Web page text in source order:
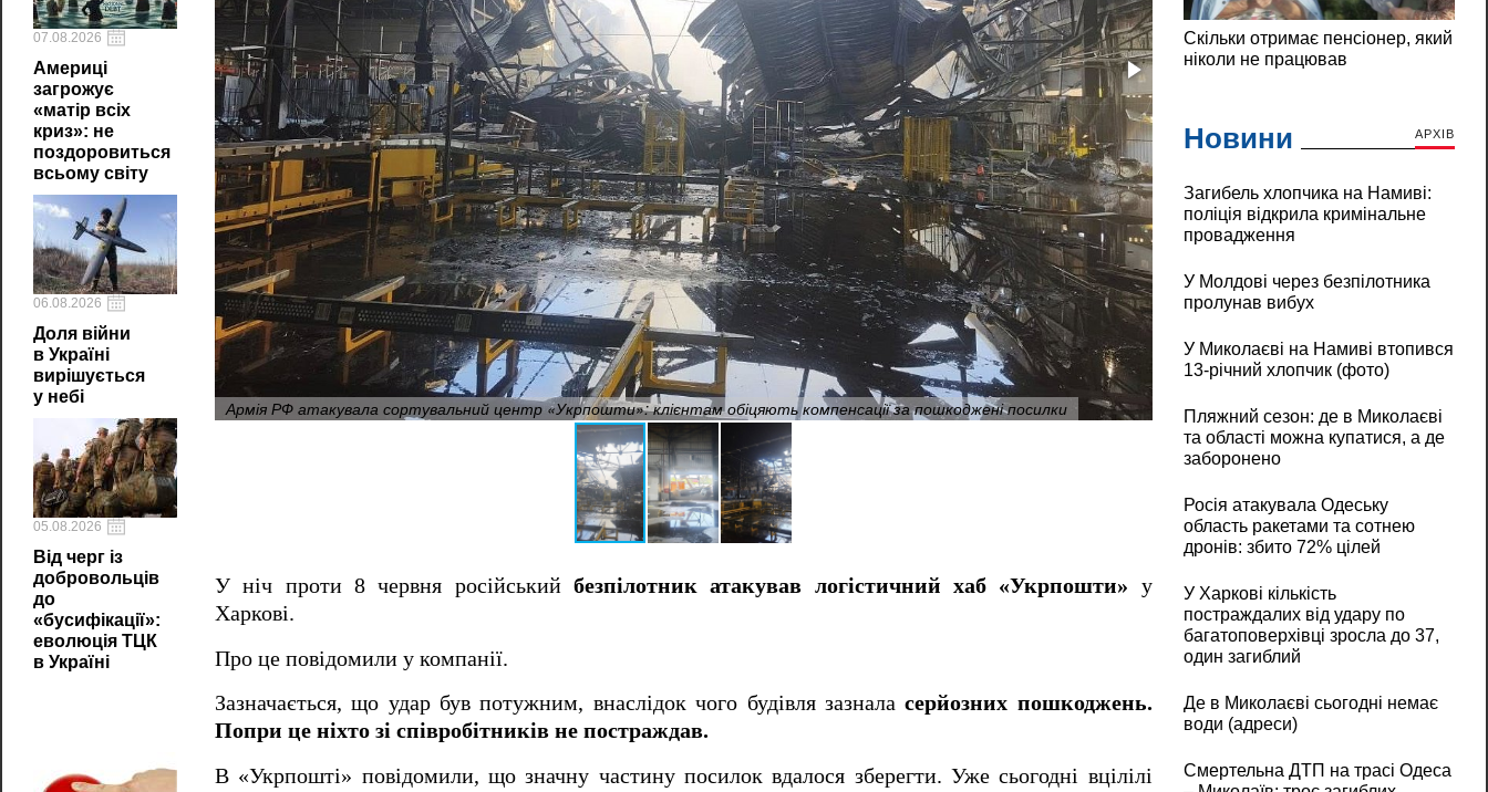
07.08.2026
Америці
загрожує
«матір всіх
криз»: не
поздоровиться
всьому світу
06.08.2026
Доля війни
в Україні
вирішується
у небі
05.08.2026
Від черг із
добровольців
до
«бусифікації»:
еволюція ТЦК
в Україні
Армія РФ атакувала сортувальний центр «Укрпошти»: клієнтам обіцяють компенсації за пошкоджені посилки Армія РФ атакувала сортувальний
У ніч проти 8 червня російський безпілотник атакував логістичний хаб «Укрпошти» у
Харкові.
Про це повідомили у компанії.
Зазначається, що удар був потужним, внаслідок чого будівля зазналасерйозних пошкоджень.
Попри це ніхто зі співробітників не постраждав.
В «Укрпошті» повідомили, що значну частину посилок вдалося зберегти. Уже сьогодні вцілілі
Новини АРХІВ
Загибель хлопчика на Намиві:
поліція відкрила кримінальне
провадження
У Молдові через безпілотника
пролунав вибух
У Миколаєві на Намиві втопився
13-річний хлопчик (фото)
Пляжний сезон: де в Миколаєві
та області можна купатися, а де
заборонено
Росія атакувала Одеську
область ракетами та сотнею
дронів: збито 72% цілей
У Харкові кількість
постраждалих від удару по
багатоповерхівці зросла до 37,
один загиблий
Де в Миколаєві сьогодні немає
води (адреси)
Смертельна ДТП на трасі Одеса